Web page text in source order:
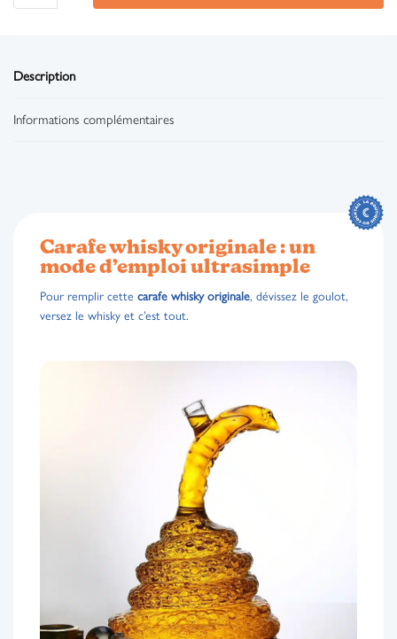
Description
Informations complémentaires
Carafe whisky originale : un
mode d’emploi ultrasimple
Pour remplir cette carafe whisky originale, dévissez le goulot,
versez le whisky et c’est tout.